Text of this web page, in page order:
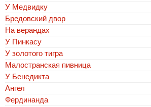
У Медвидку
Бредовский двор
На верандах
У Пинкасу
У золотого тигра
Малостранская пивница
У Бенедикта
Ангел
Фердинанда